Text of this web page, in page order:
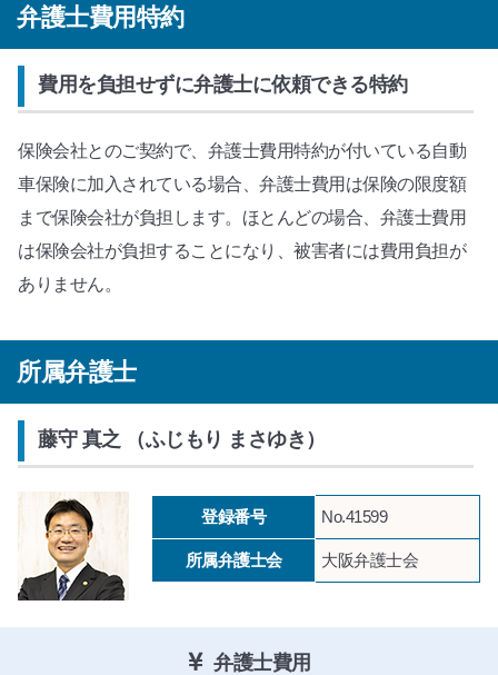
弁護士費用特約
費用を負担せずに弁護士に依頼できる特約
保険会社とのご契約で、弁護士費用特約が付いている自動
車保険に加入されている場合、弁護士費用は保険の限度額
まで保険会社が負担します。ほとんどの場合、弁護士費用
は保険会社が負担することになり、被害者には費用負担が
ありません。
所属弁護士
藤守 真之 （ふじもり まさゆき）
登録番号 No.41599
所属弁護士会 大阪弁護士会
弁護士費用